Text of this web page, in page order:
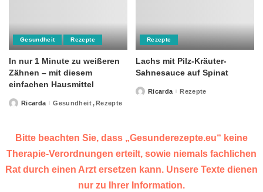
Gesundheit Rezepte
In nur 1 Minute zu weißeren
Zähnen – mit diesem
einfachen Hausmittel
PostedRicarda Gesundheit Rezepte
Rezepte
Lachs mit Pilz-Kräuter-
Sahnesauce auf Spinat
PostedRicarda Rezepte
Bitte beachten Sie, dass „Gesunderezepte.eu“ keine
Therapie-Verordnungen erteilt, sowie niemals fachlichen
Rat durch einen Arzt ersetzen kann. Unsere Texte dienen
nur zu Ihrer Information.